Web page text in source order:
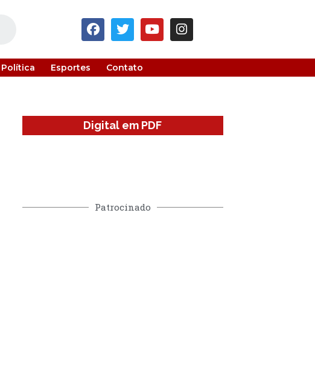
Política Esportes Contato
Digital em PDF
Patrocinado